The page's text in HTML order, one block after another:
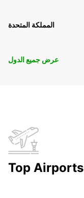
المملكة المتحدة
عرض جميع الدول
Top Airports